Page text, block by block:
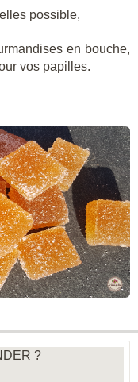
possible,
en bouche,
vos papilles.
?